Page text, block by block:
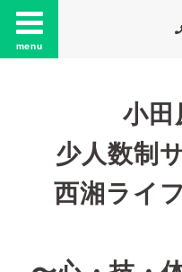
menu
小田
少人数制
西湘ライ